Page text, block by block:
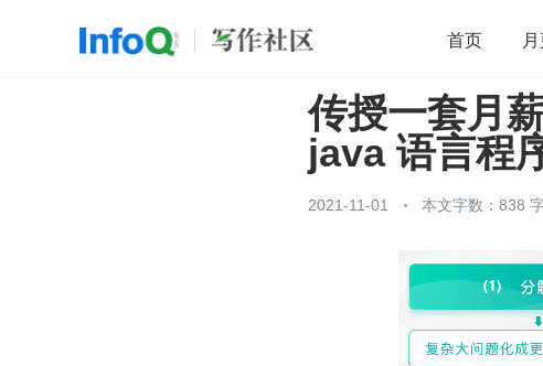
首页
开源 架构
团队管理 程序员
传授一套月
java 语言程
2021-11-01 本文字数：838